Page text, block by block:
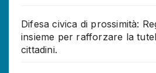
Difesa civica di prossimità:
insieme per rafforzare la
cittadini.